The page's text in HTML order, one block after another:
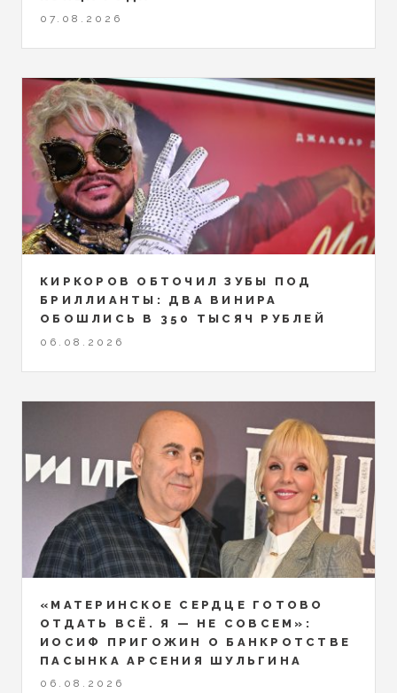
07.08.2026
КИРКОРОВ ОБТОЧИЛ ЗУБЫ ПОД
БРИЛЛИАНТЫ: ДВА ВИНИРА
ОБОШЛИСЬ В 350 ТЫСЯЧ РУБЛЕЙ
06.08.2026
«МАТЕРИНСКОЕ СЕРДЦЕ ГОТОВО
ОТДАТЬ ВСЁ. Я — НЕ СОВСЕМ»:
ИОСИФ ПРИГОЖИН О БАНКРОТСТВЕ
ПАСЫНКА АРСЕНИЯ ШУЛЬГИНА
06.08.2026